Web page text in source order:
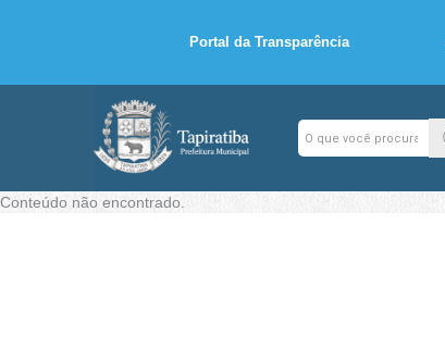
Portal da Transparência
Conteúdo não encontrado.